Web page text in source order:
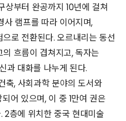
상부터 완공까지 10년에 걸쳐
사 램프를 따라 이어지며,
로 전환된다. 오르내리는 동선
흐름이 겹쳐지고, 독자는
과 대화를 나누게 된다.
축, 사회과학 분야의 도서와
어 있으며, 이 중 1만여 권은
2층에 위치한 중국 현대미술